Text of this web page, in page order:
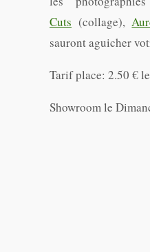
Cuts (collage),
sauront aguicher
Tarif place: 2.50 €
Showroom le